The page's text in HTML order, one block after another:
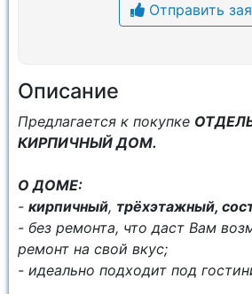
Отправить
Описание
Предлагается к покупке
КИРПИЧНЫЙ ДОМ.
О ДОМЕ:
- кирпичный, трёхэтажный,
- без ремонта, что даст Вам
ремонт на свой вкус;
- идеально подходит под